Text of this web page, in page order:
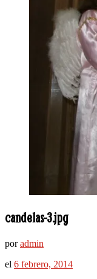
candelas-3.jpg
poradmin
el 6 febrero, 2014